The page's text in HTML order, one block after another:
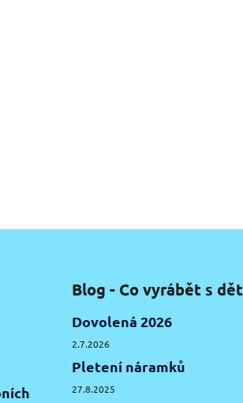
Blog - Co vyrábět s
Dovolená 2026
2.7.2026
Pletení náramků
27.8.2025